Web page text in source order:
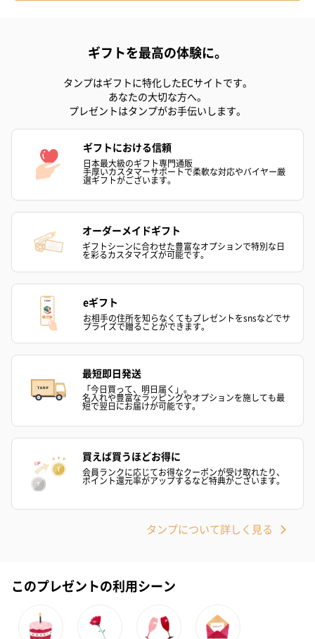
ハンドタオル・ハンカチを同梱してお届けいたします。ギフトへ
花束ハンドタオル（ピ
ンク）（1,760円）
花束ハンドタオル（ブ
ルー）（1,760円）
花束ハンドタ
キャンドル・お香
キャンドル・お香を同梱してお届けいたします。
フラッグカプセル：イ
ンセンススティック
（END）（880円）
フラッグカプセル：イ
ンセンススティック
（St.OSMANTHUS）
（GRAPE
（880円）
※20歳未満の方への酒類の販売はいたしません。
ギフトを最高の体験に。
タンプはギフトに特化したECサイトです。
あなたの大切な方へ。
プレゼントはタンプがお手伝いします。
ギフトにおける信頼
日本最大級のギフト専門通販
手厚いカスタマーサポートで柔軟な対応やバイヤー厳
選ギフトがございます。
オーダーメイドギフト
ギフトシーンに合わせた豊富なオプションで特別な日
を彩るカスタマイズが可能です。
eギフト
お相手の住所を知らなくてもプレゼントをsnsなどでサ
プライズで贈ることができます。
最短即日発送
「今日買って、明日届く」。
名入れや豊富なラッピングやオプションを施しても最
短で翌日にお届けが可能です。
買えば買うほどお得に
会員ランクに応じてお得なクーポンが受け取れたり、
ポイント還元率がアップするなど特典がございます。
タンプについて詳しく見る
このプレゼントの利用シーン